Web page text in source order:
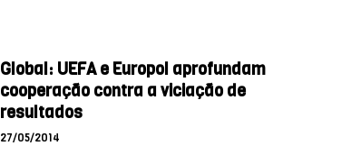
Global: UEFA e Europol aprofundam
cooperação contra a viciação de
resultados
27/05/2014